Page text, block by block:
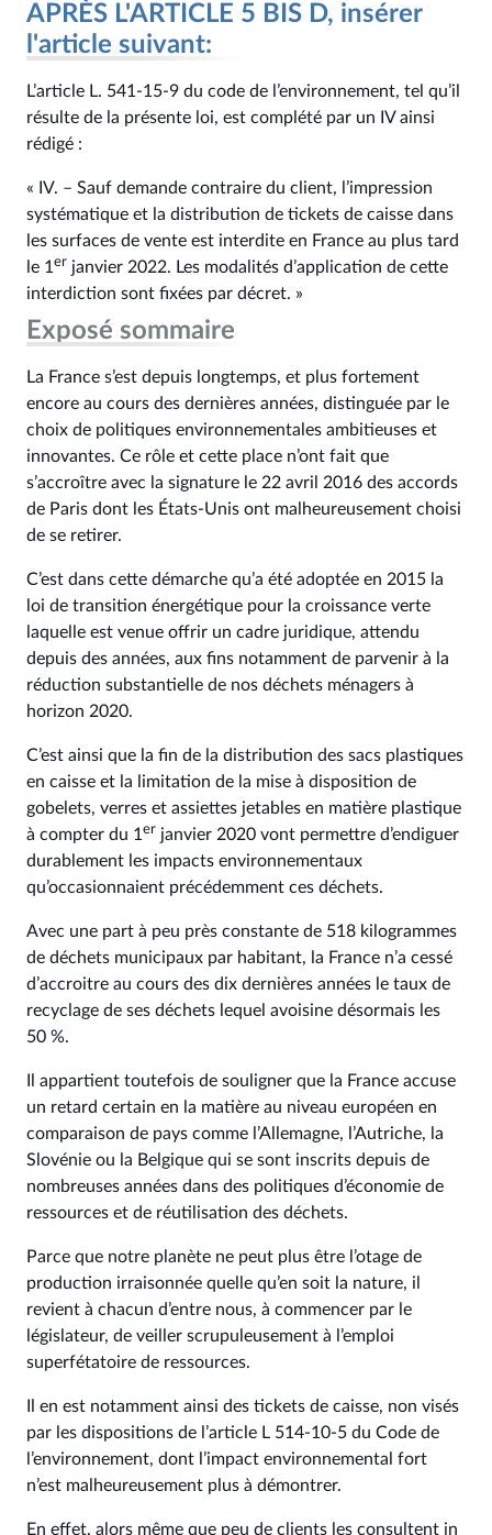
APRÈS L'ARTICLE 5 BIS D, insérer
l'article suivant:
L’article L. 541‑15‑9 du code de l’environnement, tel qu’il
résulte de la présente loi, est complété par un IV ainsi
rédigé :
« IV. – Sauf demande contraire du client, l’impression
systématique et la distribution de tickets de caisse dans
les surfaces de vente est interdite en France au plus tard
le 1 er janvier 2022. Les modalités d’application de cette
interdiction sont fixées par décret. »
Exposé sommaire
La France s’est depuis longtemps, et plus fortement
encore au cours des dernières années, distinguée par le
choix de politiques environnementales ambitieuses et
innovantes. Ce rôle et cette place n’ont fait que
s’accroître avec la signature le 22 avril 2016 des accords
de Paris dont les États-Unis ont malheureusement choisi
de se retirer.
C’est dans cette démarche qu’a été adoptée en 2015 la
loi de transition énergétique pour la croissance verte
laquelle est venue offrir un cadre juridique, attendu
depuis des années, aux fins notamment de parvenir à la
réduction substantielle de nos déchets ménagers à
horizon 2020.
C’est ainsi que la fin de la distribution des sacs plastiques
en caisse et la limitation de la mise à disposition de
gobelets, verres et assiettes jetables en matière plastique
à compter du 1 er janvier 2020 vont permettre d’endiguer
durablement les impacts environnementaux
qu’occasionnaient précédemment ces déchets.
Avec une part à peu près constante de 518 kilogrammes
de déchets municipaux par habitant, la France n’a cessé
d’accroitre au cours des dix dernières années le taux de
recyclage de ses déchets lequel avoisine désormais les
50 %.
Il appartient toutefois de souligner que la France accuse
un retard certain en la matière au niveau européen en
comparaison de pays comme l’Allemagne, l’Autriche, la
Slovénie ou la Belgique qui se sont inscrits depuis de
nombreuses années dans des politiques d’économie de
ressources et de réutilisation des déchets.
Parce que notre planète ne peut plus être l’otage de
production irraisonnée quelle qu’en soit la nature, il
revient à chacun d’entre nous, à commencer par le
législateur, de veiller scrupuleusement à l’emploi
superfétatoire de ressources.
Il en est notamment ainsi des tickets de caisse, non visés
par les dispositions de l’article L 514‑10‑5 du Code de
l’environnement, dont l’impact environnemental fort
n’est malheureusement plus à démontrer.
En effet, alors même que peu de clients les consultent in